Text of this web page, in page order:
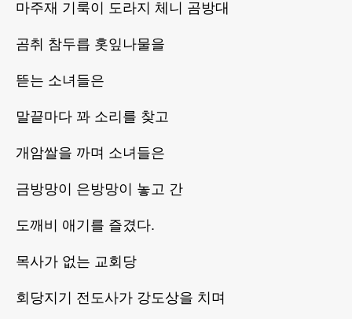
마주재 기룩이 도라지 체니 곰방대
곰취 참두릅 홋잎나물을
뜯는 소녀들은
말끝마다 꽈 소리를 찾고
개암쌀을 까며 소녀들은
금방망이 은방망이 놓고 간
도깨비 애기를 즐겼다.
목사가 없는 교회당
회당지기 전도사가 강도상을 치며